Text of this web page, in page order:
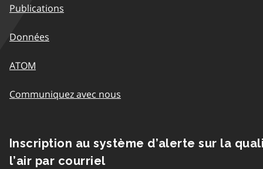
Publications
Données
ATOM
Communiquez avec nous
Inscription au système d’alerte sur la
l’air par courriel